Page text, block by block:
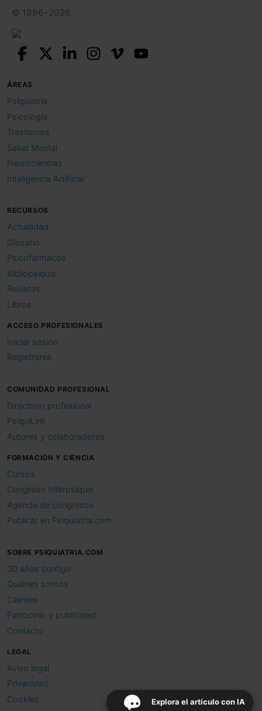
Explora el artículo con IA
© 1996–2026
ÁREAS
Psiquiatría
Psicología
Trastornos
Salud Mental
Neurociencias
Inteligencia Artificial
RECURSOS
Actualidad
Glosario
Psicofármacos
Bibliopsiquis
Revistas
Libros
ACCESO PROFESIONALES
Iniciar sesión
Registrarse
COMUNIDAD PROFESIONAL
Directorio profesional
PsiquiLink
Autores y colaboradores
FORMACIÓN Y CIENCIA
Cursos
Congreso Interpsiquis
Agenda de congresos
Publicar en Psiquiatria.com
SOBRE PSIQUIATRIA.COM
30 años contigo
Quiénes somos
Clientes
Patrocinio y publicidad
Contacto
LEGAL
Aviso legal
Privacidad
Cookies